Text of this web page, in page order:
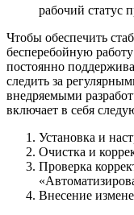
рабочий статус
Чтобы обеспечить
бесперебойную
постоянно
следить за
внедряемыми
включает в себя
Установка и
Очистка и
Проверка
Внесение